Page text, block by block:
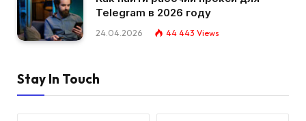
Telegram в 2026 году
24.04.2026 44 443 Views
Stay In Touch